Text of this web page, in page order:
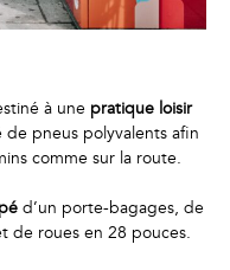
à une pratique loisir
de pneus polyvalents afin
comme sur la route.
d’un porte-bagages, de
de roues en 28 pouces.